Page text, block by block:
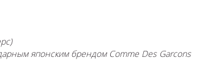
японским брендом Comme Des Garcons